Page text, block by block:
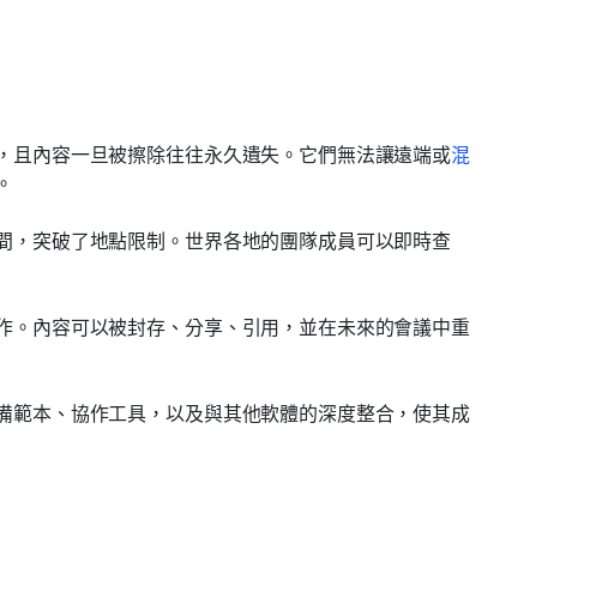
內容一旦被擦除往往永久遺失。它們無法讓遠端或混
突破了地點限制。世界各地的團隊成員可以即時查
內容可以被封存、分享、引用，並在未來的會議中重
本、協作工具，以及與其他軟體的深度整合，使其成